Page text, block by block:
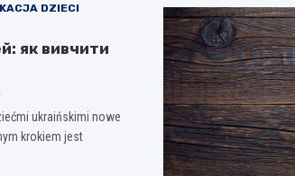
DZIECI
як вивчити
ukraińskimi nowe
krokiem jest